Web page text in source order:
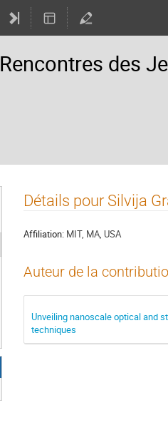
Rencontres des
Détails pour Silvija
Affiliation: MIT, MA, USA
Auteur de la
Unveiling nanoscale optical and
techniques